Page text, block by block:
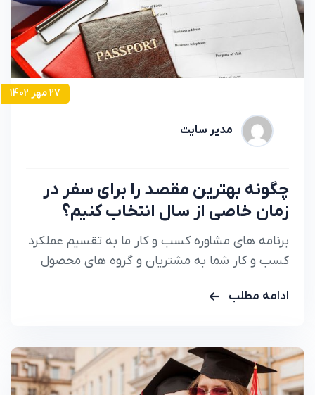
27 مهر 1402
مدیر سایت
چگونه بهترین مقصد را برای سفر در
زمان خاصی از سال انتخاب کنیم؟
برنامه های مشاوره کسب و کار ما به تقسیم عملکرد
کسب و کار شما به مشتریان و گروه های محصول
ادامه مطلب